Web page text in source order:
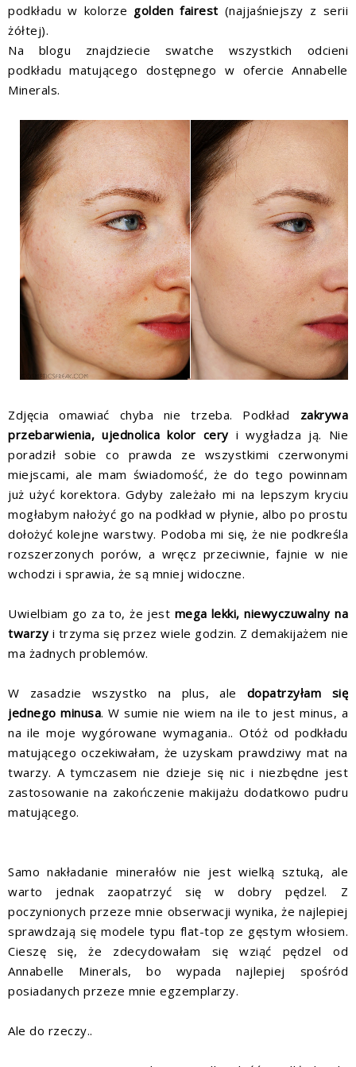
podkładu w kolorze golden fairest (najjaśniejszy z serii
żółtej).
Na blogu znajdziecie swatche wszystkich odcieni
podkładu matującego dostępnego w ofercie Annabelle
Minerals.
Zdjęcia omawiać chyba nie trzeba. Podkład zakrywa
przebarwienia, ujednolica kolor ceryi wygładza ją. Nie
poradził sobie co prawda ze wszystkimi czerwonymi
miejscami, ale mam świadomość, że do tego powinnam
już użyć korektora. Gdyby zależało mi na lepszym kryciu
mogłabym nałożyć go na podkład w płynie, albo po prostu
dołożyć kolejne warstwy. Podoba mi się, że nie podkreśla
rozszerzonych porów, a wręcz przeciwnie, fajnie w nie
wchodzi i sprawia, że są mniej widoczne.
Uwielbiam go za to, że jest mega lekki, niewyczuwalny na
twarzy i trzyma się przez wiele godzin. Z demakijażem nie
ma żadnych problemów.
W zasadzie wszystko na plus, ale dopatrzyłam się
jednego minusa. W sumie nie wiem na ile to jest minus, a
na ile moje wygórowane wymagania.. Otóż od podkładu
matującego oczekiwałam, że uzyskam prawdziwy mat na
twarzy. A tymczasem nie dzieje się nic i niezbędne jest
zastosowanie na zakończenie makijażu dodatkowo pudru
matującego.
Samo nakładanie minerałów nie jest wielką sztuką, ale
warto jednak zaopatrzyć się w dobry pędzel. Z
poczynionych przeze mnie obserwacji wynika, że najlepiej
sprawdzają się modele typu flat-top ze gęstym włosiem.
Cieszę się, że zdecydowałam się wziąć pędzel od
Annabelle Minerals, bo wypada najlepiej spośród
posiadanych przeze mnie egzemplarzy.
Ale do rzeczy..